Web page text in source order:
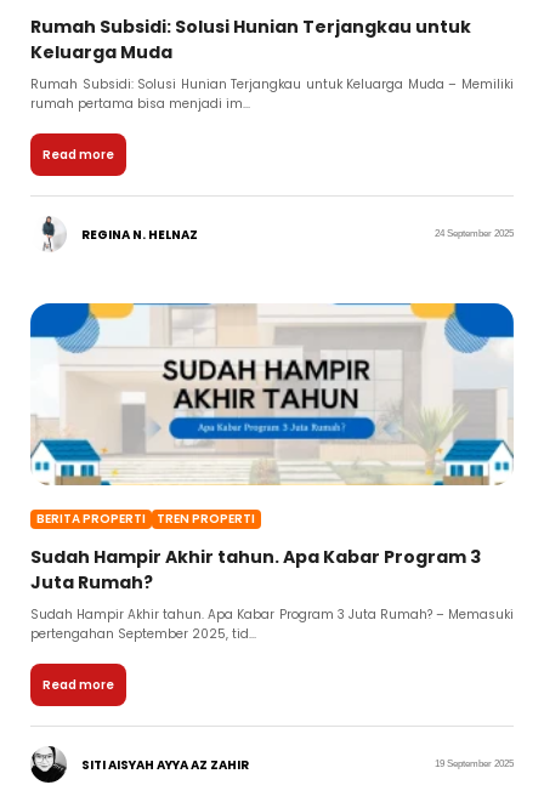
Rumah Subsidi: Solusi Hunian Terjangkau untuk
Keluarga Muda
Rumah Subsidi: Solusi Hunian Terjangkau untuk Keluarga Muda – Memiliki
rumah pertama bisa menjadi im...
Read more
REGINA N. HELNAZ 24 September 2025
BERITA PROPERTI TREN PROPERTI
Sudah Hampir Akhir tahun. Apa Kabar Program 3
Juta Rumah?
Sudah Hampir Akhir tahun. Apa Kabar Program 3 Juta Rumah? – Memasuki
pertengahan September 2025, tid...
Read more
SITI AISYAH AYYA AZ ZAHIR 19 September 2025